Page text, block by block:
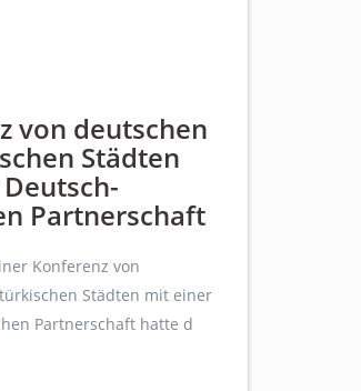
von deutschen
Städten
Partnerschaft
Konferenz von
Städten mit einer
Partnerschaft hatte d